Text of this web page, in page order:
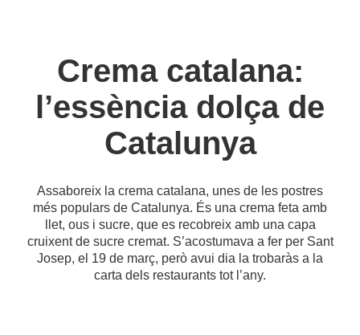
Crema catalana:
l’essència dolça de
Catalunya
Assaboreix la crema catalana, unes de les postres
més populars de Catalunya. És una crema feta amb
llet, ous i sucre, que es recobreix amb una capa
cruixent de sucre cremat. S’acostumava a fer per Sant
Josep, el 19 de març, però avui dia la trobaràs a la
carta dels restaurants tot l’any.